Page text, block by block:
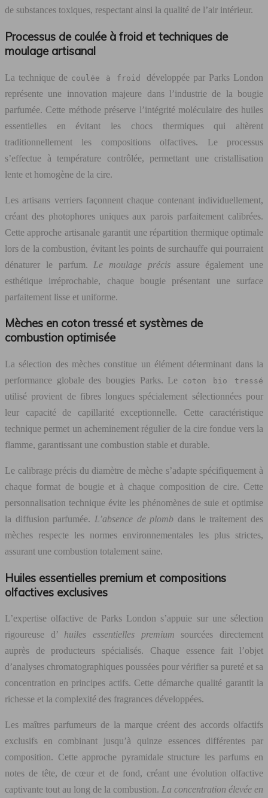
de substances toxiques, respectant ainsi la qualité de l’air intérieur.
Processus de coulée à froid et techniques de
moulage artisanal
La technique de coulée à froid développée par Parks London
représente une innovation majeure dans l’industrie de la bougie
parfumée. Cette méthode préserve l’intégrité moléculaire des huiles
essentielles en évitant les chocs thermiques qui altèrent
traditionnellement les compositions olfactives. Le processus
s’effectue à température contrôlée, permettant une cristallisation
lente et homogène de la cire.
Les artisans verriers façonnent chaque contenant individuellement,
créant des photophores uniques aux parois parfaitement calibrées.
Cette approche artisanale garantit une répartition thermique optimale
lors de la combustion, évitant les points de surchauffe qui pourraient
dénaturer le parfum. Le moulage précis assure également une
esthétique irréprochable, chaque bougie présentant une surface
parfaitement lisse et uniforme.
Mèches en coton tressé et systèmes de
combustion optimisée
La sélection des mèches constitue un élément déterminant dans la
performance globale des bougies Parks. Le coton bio tressé
utilisé provient de fibres longues spécialement sélectionnées pour
leur capacité de capillarité exceptionnelle. Cette caractéristique
technique permet un acheminement régulier de la cire fondue vers la
flamme, garantissant une combustion stable et durable.
Le calibrage précis du diamètre de mèche s’adapte spécifiquement à
chaque format de bougie et à chaque composition de cire. Cette
personnalisation technique évite les phénomènes de suie et optimise
la diffusion parfumée. L’absence de plomb dans le traitement des
mèches respecte les normes environnementales les plus strictes,
assurant une combustion totalement saine.
Huiles essentielles premium et compositions
olfactives exclusives
L’expertise olfactive de Parks London s’appuie sur une sélection
rigoureuse d’ huiles essentielles premium sourcées directement
auprès de producteurs spécialisés. Chaque essence fait l’objet
d’analyses chromatographiques poussées pour vérifier sa pureté et sa
concentration en principes actifs. Cette démarche qualité garantit la
richesse et la complexité des fragrances développées.
Les maîtres parfumeurs de la marque créent des accords olfactifs
exclusifs en combinant jusqu’à quinze essences différentes par
composition. Cette approche pyramidale structure les parfums en
notes de tête, de cœur et de fond, créant une évolution olfactive
captivante tout au long de la combustion. La concentration élevée en